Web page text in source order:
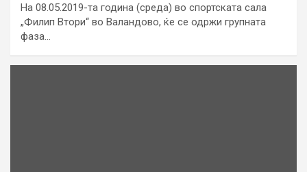
На 08.05.2019-та година (среда) во спортската сала
„Филип Втори“ во Валандово, ќе се одржи групната
фаза…